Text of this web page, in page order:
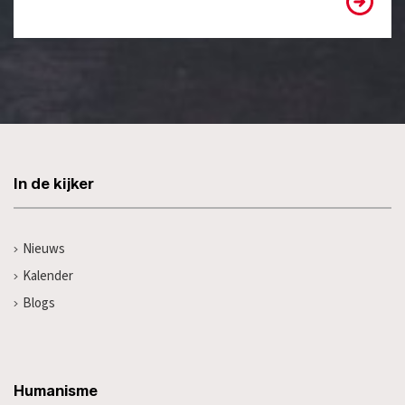
In de kijker
Nieuws
Kalender
Blogs
Humanisme